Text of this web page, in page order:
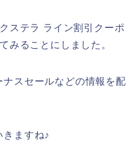
ステラ ライン割引クーポ
みることにしました。
スセールなどの情報を配
ますね♪